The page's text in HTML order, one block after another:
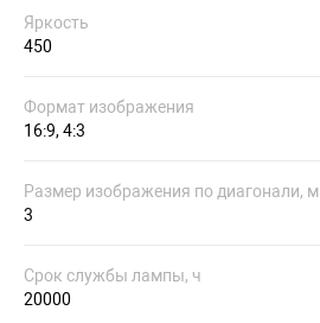
Яркость
450
Формат изображения
16:9, 4:3
Размер изображения по диагонали, м
3
Срок службы лампы, ч
20000